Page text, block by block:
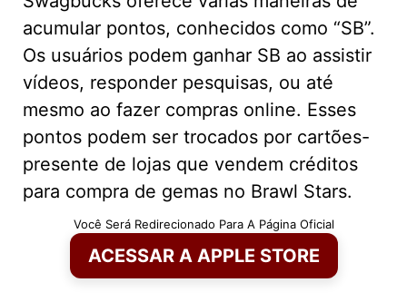
acumular pontos, conhecidos como “SB”.
Os usuários podem ganhar SB ao assistir
vídeos, responder pesquisas, ou até
mesmo ao fazer compras online. Esses
pontos podem ser trocados por cartões-
presente de lojas que vendem créditos
para compra de gemas no Brawl Stars.
Você Será Redirecionado Para A Página Oficial
ACESSAR A APPLE STORE